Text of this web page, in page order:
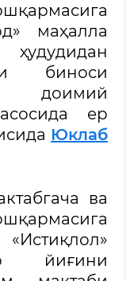
маҳалла
биноси
доимий
ер
Юклаб
ва
йиғини